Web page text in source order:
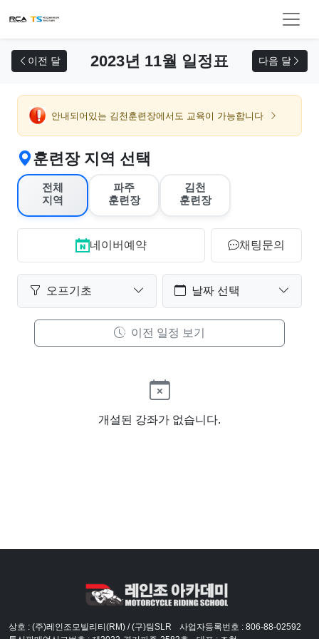
이전 달 2023년 11월 일정표 다음 달
안내되어있는 김천훈련장에서도 교육이 가능합니다
훈련장 지역 선택
전체
지역
파주
훈련장
김천
훈련장
네이버예약 채팅문의
오프기초 날짜 선택
이전 일정 보기
개설된 강좌가 없습니다.
상호 : (주)레인조모빌리티(RM) / (구)팀SLR
사업자등록번호 : 806-88-02592